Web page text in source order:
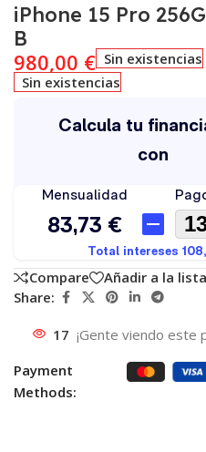
iPhone 15 Pro
B
980,00 € Sin existencias
Sin existencias
Compare
Añadir a la
Share:
17 ¡Gente viendo este
Payment
Methods: